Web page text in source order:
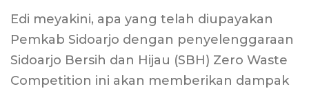
Edi meyakini, apa yang telah diupayakan
Pemkab Sidoarjo dengan penyelenggaraan
Sidoarjo Bersih dan Hijau (SBH) Zero Waste
Competition ini akan memberikan dampak